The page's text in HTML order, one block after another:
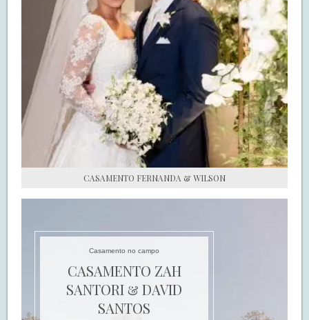
CASAMENTO FERNANDA & WILSON
Casamento no campo
CASAMENTO ZAH
SANTORI & DAVID
SANTOS